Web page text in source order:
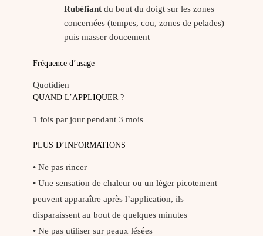
Rubéfiant du bout du doigt sur les zones
concernées (tempes, cou, zones de pelades)
puis masser doucement
Fréquence d’usage
Quotidien
QUAND L’APPLIQUER ?
1 fois par jour pendant 3 mois
PLUS D’INFORMATIONS
• Ne pas rincer
• Une sensation de chaleur ou un léger picotement
peuvent apparaître après l’application, ils
disparaissent au bout de quelques minutes
• Ne pas utiliser sur peaux lésées